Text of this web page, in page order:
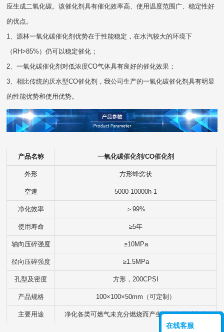
应生成二氧化碳。该催化剂具有催化效率高、使用温度范围广、稳定性好
的优点。
1、源林一氧化碳催化剂优势在于性能稳定，在水汽较大的环境下
（RH>85%）仍可以稳定催化；
2、一氧化碳催化剂对低浓度CO气体具有良好的催化效果；
3、相比传统的厌水型CO催化剂，我公司生产的一氧化碳催化剂具有明显
的性能优势和使用优势。
产品名称 一氧化碳催化剂/CO催化剂
外形 方形蜂窝状
空速 5000-10000h-1
净化效率 ＞99%
使用寿命 ≥5年
轴向压碎强度 ≥10MPa
径向压碎强度 ≥1.5MPa
孔型及密度 方形，200CPSI
产品规格 100×100×50mm（可定制）
主要用途 净化各类可燃气未充分燃烧而产生的一氧化碳气体
在线客服